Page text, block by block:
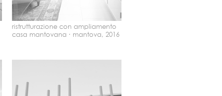
ristrutturazione con ampliamento
casa mantovana · mantova, 2016